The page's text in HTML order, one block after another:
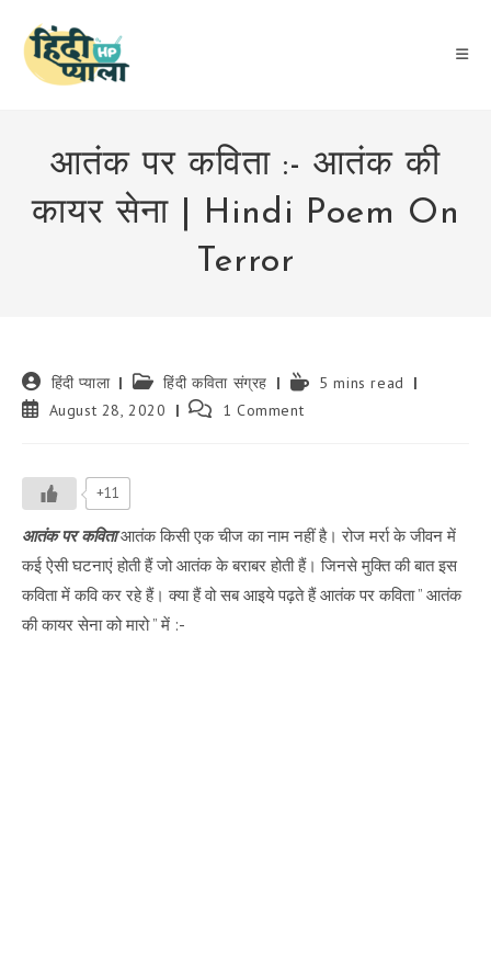
content
आतंक पर कविता :- आतंक की
कायर सेना | Hindi Poem On
Terror
Post
author:
हिंदी प्याला
Post
category:
हिंदी कविता संग्रह
Reading
time:
5 mins read
PostAugust 28, 2020
Post
1 Comment
+11
आतंक पर कविताआतंक किसी एक चीज का नाम नहीं है। रोज मर्रा के जीवन में
कई ऐसी घटनाएं होती हैं जो आतंक के बराबर होती हैं। जिनसे मुक्ति की बात इस
कविता में कवि कर रहे हैं। क्या हैं वो सब आइये पढ़ते हैं आतंक पर कविता ” आतंक
की कायर सेना को मारो ” में :-